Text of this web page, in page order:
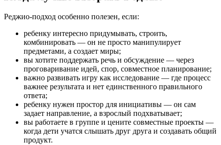
Реджио-подход особенно полезен, если:
ребенку интересно придумывать, строить,
комбинировать — он не просто манипулирует
предметами, а создает миры;
вы хотите поддержать речь и обсуждение — через
проговаривание идей, спор, совместное планирование;
важно развивать игру как исследование — где процесс
важнее результата и нет единственного правильного
ответа;
ребенку нужен простор для инициативы — он сам
задает направление, а взрослый подхватывает;
вы работаете в группе и цените совместные проекты —
когда дети учатся слышать друг друга и создавать общий
продукт.